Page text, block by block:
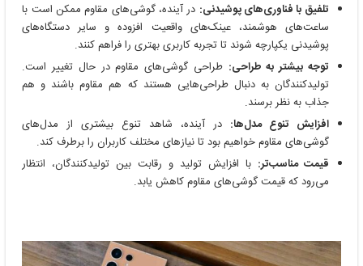
تلفیق با فناوری‌های پوشیدنی: در آینده، گوشی‌های مقاوم ممکن است با
ساعت‌های هوشمند، عینک‌های واقعیت افزوده و سایر دستگاه‌های
پوشیدنی یکپارچه شوند تا تجربه کاربری بهتری را فراهم کنند.
توجه بیشتر به طراحی: طراحی گوشی‌های مقاوم در حال تغییر است.
تولیدکنندگان به دنبال طراحی‌هایی هستند که هم مقاوم باشند و هم
جذاب به نظر برسند.
افزایش تنوع مدل‌ها: در آینده، شاهد تنوع بیشتری از مدل‌های
گوشی‌های مقاوم خواهیم بود تا نیازهای مختلف کاربران را برطرف کند.
قیمت مناسب‌تر: با افزایش تولید و رقابت بین تولیدکنندگان، انتظار
می‌رود که قیمت گوشی‌های مقاوم کاهش یابد.